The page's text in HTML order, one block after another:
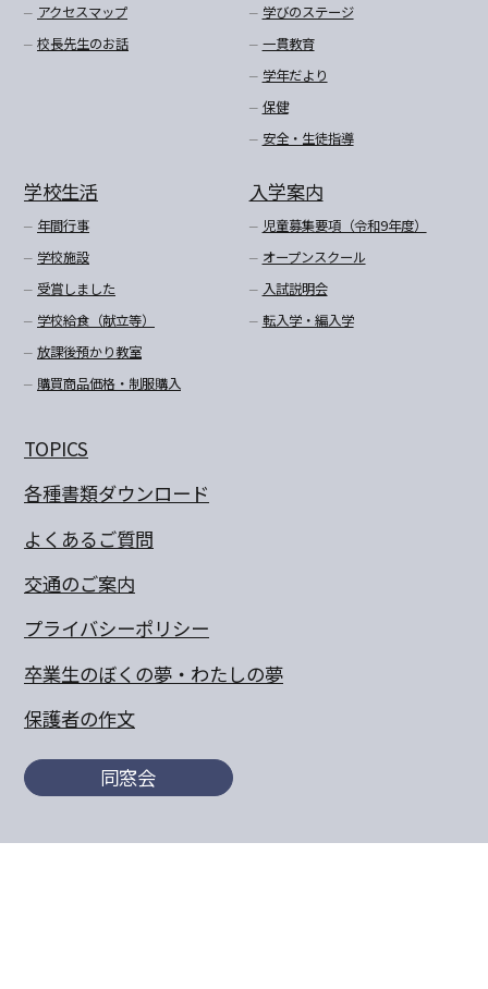
アクセスマップ
校長先生のお話
学びのステージ
一貫教育
学年だより
保健
安全・生徒指導
学校生活
年間行事
学校施設
受賞しました
学校給食（献立等）
放課後預かり教室
購買商品価格・制服購入
入学案内
児童募集要項（令和9年度）
オープンスクール
入試説明会
転入学・編入学
TOPICS
各種書類ダウンロード
よくあるご質問
交通のご案内
プライバシーポリシー
卒業生のぼくの夢・わたしの夢
保護者の作文
同窓会